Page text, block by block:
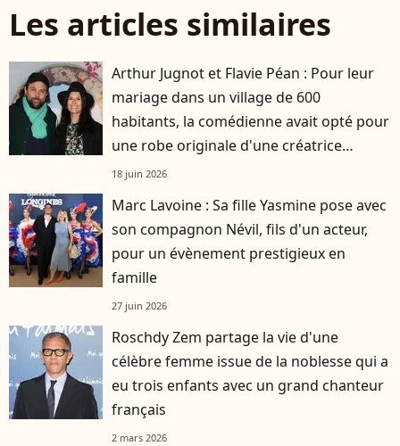
Les articles similaires
Arthur Jugnot et Flavie Péan : Pour leur
mariage dans un village de 600
habitants, la comédienne avait opté pour
une robe originale d'une créatrice
française
18 juin 2026
Marc Lavoine : Sa fille Yasmine pose avec
son compagnon Névil, fils d'un acteur,
pour un évènement prestigieux en
famille
27 juin 2026
Roschdy Zem partage la vie d'une
célèbre femme issue de la noblesse qui a
eu trois enfants avec un grand chanteur
français
2 mars 2026